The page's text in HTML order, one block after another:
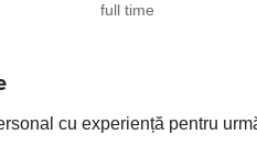
full time
cu experiență pentru